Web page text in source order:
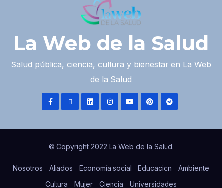
La Web de la Salud
Salud pública, ciencia, cultura y bienestar en La Web
de la Salud
© Copyright 2022 La Web de la Salud.
Nosotros Aliados Economía social Educacion
Ambiente
Cultura
Mujer Ciencia Universidades